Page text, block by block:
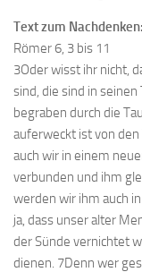
Text zum Nachdenken:
Römer 6, 3 bis 11
3Oder wisst ihr nicht,
sind, die sind in
begraben durch die
auferweckt ist von
auch wir in einem
verbunden und ihm
werden wir ihm auch
ja, dass unser alter
der Sünde vernichtet
dienen. 7Denn wer